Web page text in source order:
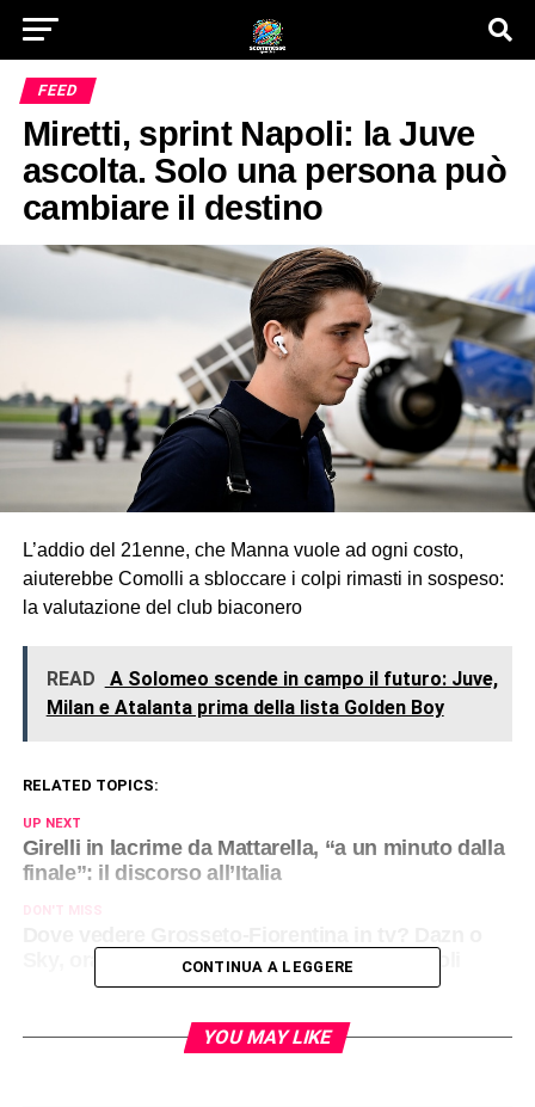
FEED
Miretti, sprint Napoli: la Juve
ascolta. Solo una persona può
cambiare il destino
L’addio del 21enne, che Manna vuole ad ogni costo,
aiuterebbe Comolli a sbloccare i colpi rimasti in sospeso:
la valutazione del club biaconero
READ
A Solomeo scende in campo il futuro: Juve,
Milan e Atalanta prima della lista Golden Boy
RELATED TOPICS:
UP NEXT
Girelli in lacrime da Mattarella, “a un minuto dalla
finale”: il discorso all’Italia
DON'T MISS
Sky, orario della seconda amichevole di Pioli
CONTINUA A LEGGERE
YOU MAY LIKE